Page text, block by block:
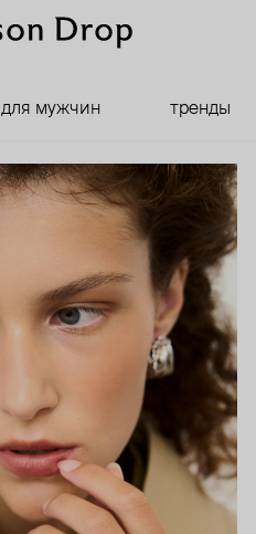
для мужчин тренды